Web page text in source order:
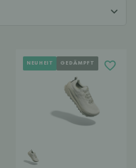
NEUHEIT GEDÄMPFT